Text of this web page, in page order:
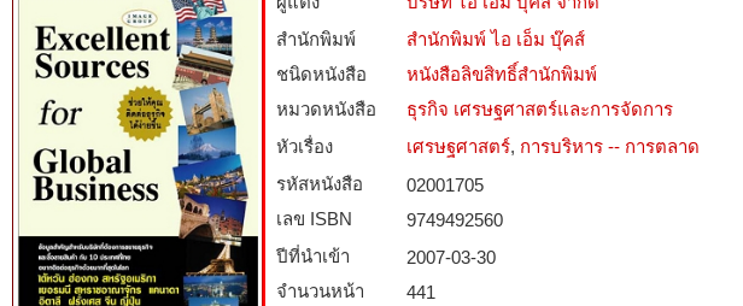
สำนักพิมพ์
สำนักพิมพ์ ไอ เอ็ม บุ๊คส์
ชนิดหนังสือ­
หนังสือลิขสิทธิ์สำนักพิมพ์
หมวดหนังสือ­
ธุรกิจ เศรษฐศาสตร์และการจัดการ
หัวเรื่อง
เศรษฐศาสตร์, การบริหาร -- การตลาด
รหัสหนังสือ­
02001705
เลข ISBN
9749492560
ปีที่นำเข้า
2007-03-30
จำนวนหน้า
441